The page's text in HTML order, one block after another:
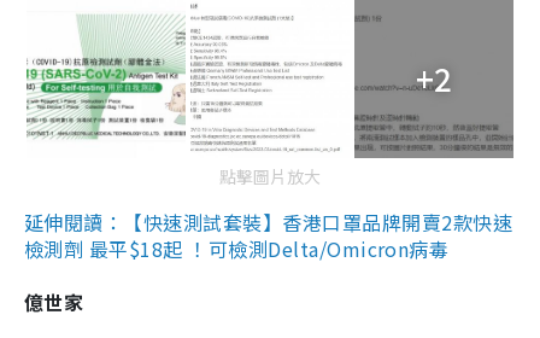
+2
點擊圖片放大
延伸閱讀：【快速測試套裝】香港口罩品牌開賣2款快速
檢測劑 最平$18起 ！可檢測Delta/Omicron病毒
億世家